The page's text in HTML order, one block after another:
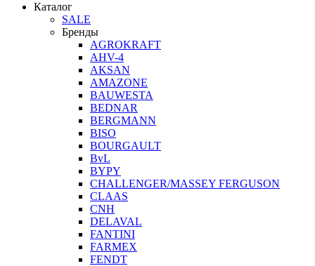
Каталог
SALE
Бренды
AGROKRAFT
AHV-4
AKSAN
AMAZONE
BAUWESTA
BEDNAR
BERGMANN
BISO
BOURGAULT
BvL
BYPY
CHALLENGER/MASSEY FERGUSON
CLAAS
CNH
DELAVAL
FANTINI
FARMEX
FENDT